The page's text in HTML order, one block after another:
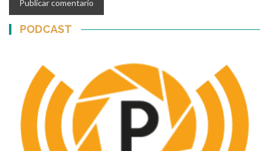
PODCAST